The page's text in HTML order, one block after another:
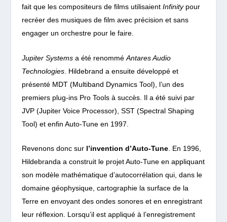
fait que les compositeurs de films utilisaient Infinitypour
recréer des musiques de film avec précision et sans
engager un orchestre pour le faire.
Jupiter Systemsa été renommé Antares Audio
Technologies. Hildebrand a ensuite développé et
présenté MDT (Multiband Dynamics Tool), l’un des
premiers plug-ins Pro Tools à succès. Il a été suivi par
JVP (Jupiter Voice Processor), SST (Spectral Shaping
Tool) et enfin Auto-Tune en 1997.
Revenons donc sur l’invention d’Auto-Tune. En 1996,
Hildebranda a construit le projet Auto-Tune en appliquant
son modèle mathématique d’autocorrélation qui, dans le
domaine géophysique, cartographie la surface de la
Terre en envoyant des ondes sonores et en enregistrant
leur réflexion. Lorsqu’il est appliqué à l’enregistrement